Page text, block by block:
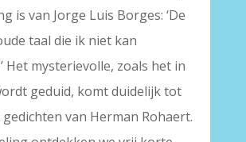
is van Jorge Luis Borges: ‘De
taal die ik niet kan
Het mysterievolle, zoals het in
geduid, komt duidelijk tot
van Herman Rohaert.